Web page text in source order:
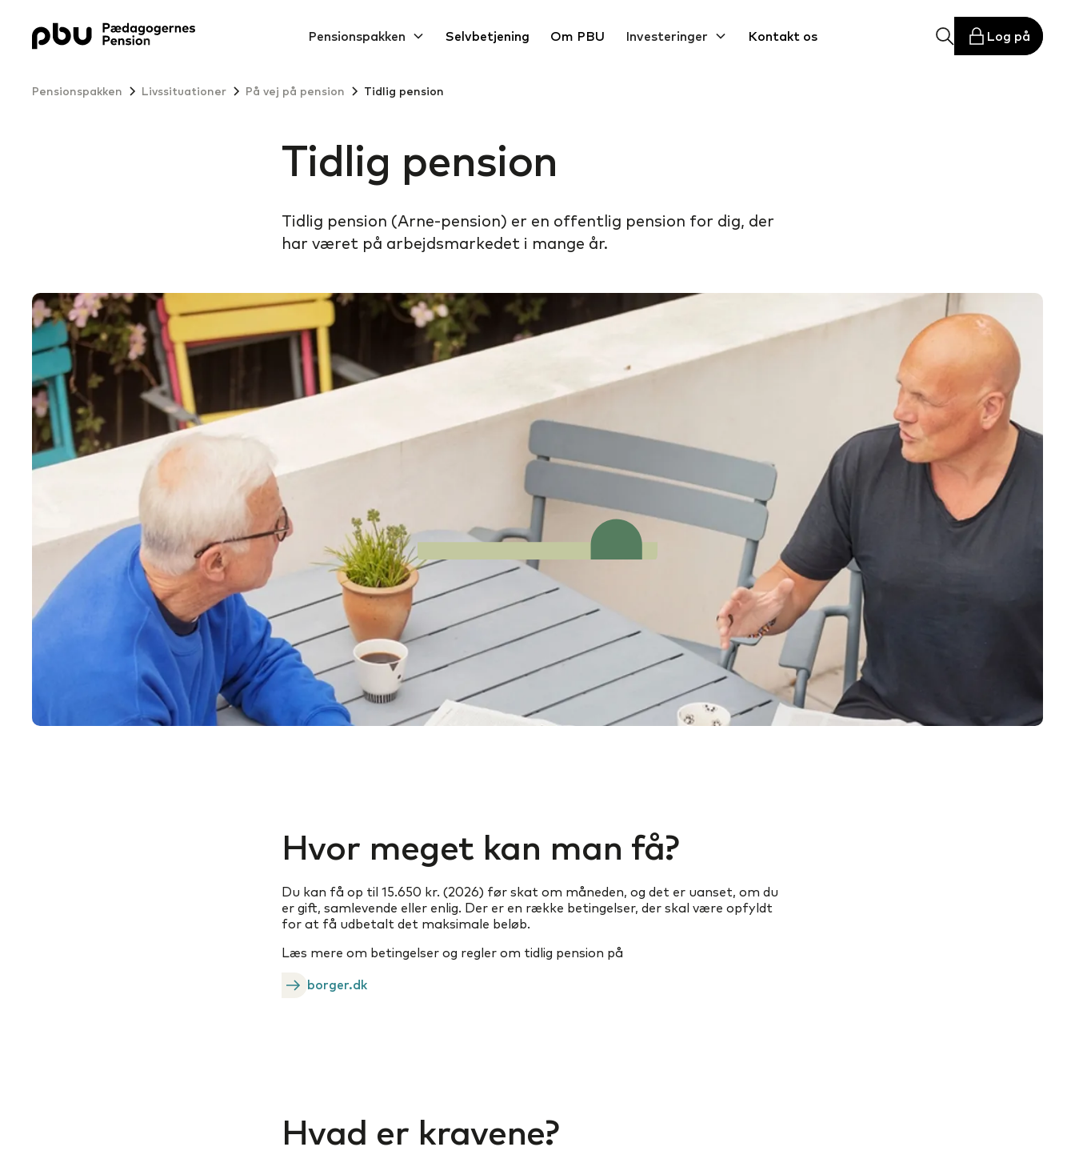
Pensionspakken Selvbetjening Om PBU Investeringer Kontakt os Log på
Pensionspakken Livssituationer På vej på pension Tidlig pension
Tidlig pension
Tidlig pension (Arne-pension) er en offentlig pension for dig, der
har været på arbejdsmarkedet i mange år.
Hvor meget kan man få?
Du kan få op til 15.650 kr. (2026) før skat om måneden, og det er uanset, om du
er gift, samlevende eller enlig. Der er en række betingelser, der skal være opfyldt
for at få udbetalt det maksimale beløb.
Læs mere om betingelser og regler om tidlig pension på
borger.dk
Hvad er kravene?